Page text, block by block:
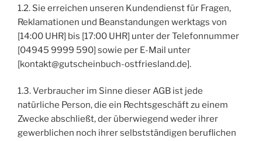
1.2. Sie erreichen unseren Kundendienst für Fragen,
Reklamationen und Beanstandungen werktags von
[14:00 UHR] bis [17:00 UHR] unter der Telefonnummer
[04945 9999 590] sowie per E-Mail unter
[kontakt@gutscheinbuch-ostfriesland.de].
1.3. Verbraucher im Sinne dieser AGB ist jede
natürliche Person, die ein Rechtsgeschäft zu einem
Zwecke abschließt, der überwiegend weder ihrer
gewerblichen noch ihrer selbstständigen beruflichen